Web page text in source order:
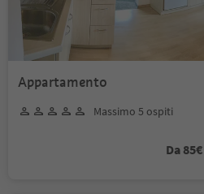
Appartamento
Massimo 5 ospiti
Da 85€